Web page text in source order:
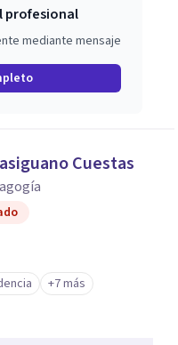
profesional
mediante mensaje
Cuestas
+7 más